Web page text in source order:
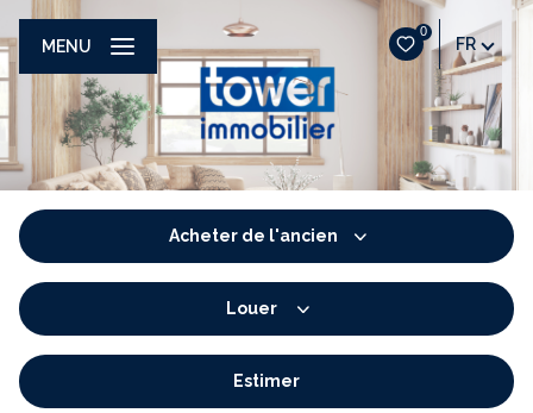
0
FR
MENU
Acheter de l'ancien
De l'immo pro
Louer
Estimer